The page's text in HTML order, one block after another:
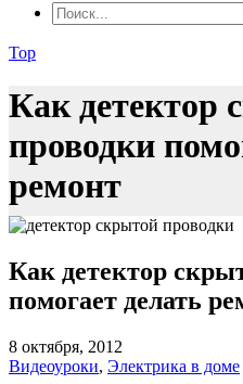
Top
Как детектор
проводки
ремонт
Как детектор
помогает делать
8 октября, 2012
Видеоуроки, Электрика в доме